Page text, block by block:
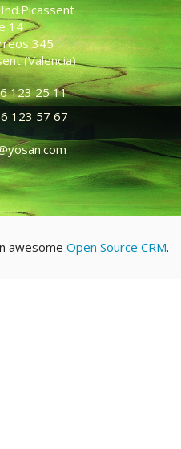
14
345
(Valencia)
25 11
123 57 67
awesome Open Source CRM.